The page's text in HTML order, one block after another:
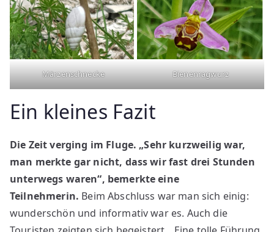
Märzenschnecke Bienenragwurz
Ein kleines Fazit
Die Zeit verging im Fluge. „Sehr kurzweilig war,
man merkte gar nicht, dass wir fast drei Stunden
unterwegs waren“, bemerkte eine
Teilnehmerin. Beim Abschluss war man sich einig:
wunderschön und informativ war es. Auch die